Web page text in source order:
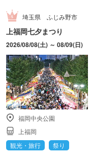
埼玉県 ふじみ野市
上福岡七夕まつり
2026/08/08(土) ～ 08/09(日)
福岡中央公園
上福岡
観光・旅行
祭り